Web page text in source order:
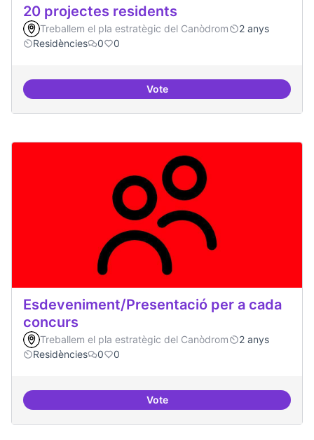
20 projectes residents
Treballem el pla estratègic del Canòdrom
2 anys
Residències
0 0
Vote20 projectes residents
Esdeveniment/Presentació per a cada
concurs
Treballem el pla estratègic del Canòdrom
2 anys
Residències
0 0
VoteEsdeveniment/Presentació per